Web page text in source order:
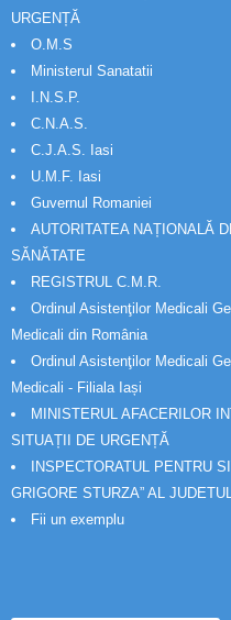
URGENȚĂ
O.M.S
Ministerul Sanatatii
I.N.S.P.
C.N.A.S.
C.J.A.S. Iasi
U.M.F. Iasi
Guvernul Romaniei
AUTORITATEA NAȚIONALĂ
SĂNĂTATE
REGISTRUL C.M.R.
Ordinul Asistenţilor Medicali
Medicali din România
Ordinul Asistenţilor Medicali
Medicali - Filiala Iași
MINISTERUL AFACERILOR
SITUAȚII DE URGENȚĂ
INSPECTORATUL PENTRU
GRIGORE STURZA” AL
Fii un exemplu